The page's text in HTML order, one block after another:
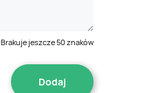
Brakuje jeszcze50 znaków